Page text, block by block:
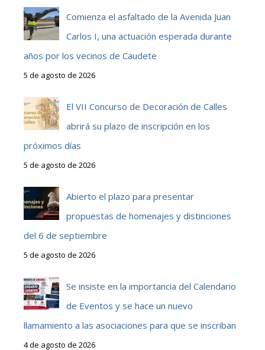
Comienza el asfaltado de la Avenida Juan
Carlos I, una actuación esperada durante
años por los vecinos de Caudete
5 de agosto de 2026
El VII Concurso de Decoración de Calles
abrirá su plazo de inscripción en los
próximos días
5 de agosto de 2026
Abierto el plazo para presentar
propuestas de homenajes y distinciones
del 6 de septiembre
5 de agosto de 2026
Se insiste en la importancia del Calendario
de Eventos y se hace un nuevo
llamamiento a las asociaciones para que se inscriban
4 de agosto de 2026